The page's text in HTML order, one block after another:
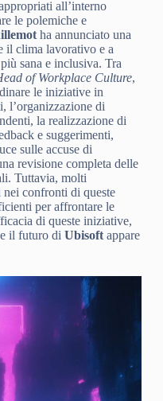
all’interno
le polemiche e
ha annunciato una
il clima lavorativo e a
sana e inclusiva. Tra
of Workplace Culture,
le iniziative in
l’organizzazione di
la realizzazione di
e suggerimenti,
sulle accuse di
revisione completa delle
Tuttavia, molti
nei confronti di queste
per affrontare le
di queste iniziative,
il futuro di Ubisoftappare